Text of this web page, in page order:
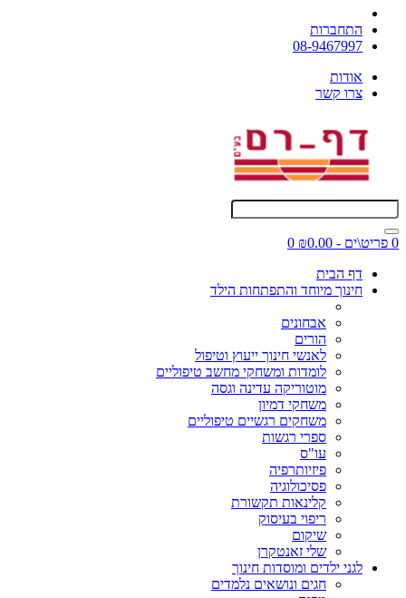
התחברות
08-9467997
אודות
צרו קשר
0 פריט\ים - ₪0.00
0
דף הבית
חינוך מיוחד והתפתחות הילד
אבחונים
הורים
לאנשי חינוך ייעוץ וטיפול
לומדות ומשחקי מחשב טיפוליים
מוטוריקה עדינה וגסה
משחקי דמיון
משחקים רגשיים טיפוליים
ספרי רגשות
עו"ס
פיזיותרפיה
פסיכולוגיה
קלינאות תקשורת
ריפוי בעיסוק
שיקום
שלי זאנטקרן
לגני ילדים ומוסדות חינוך
חגים ונושאים נלמדים